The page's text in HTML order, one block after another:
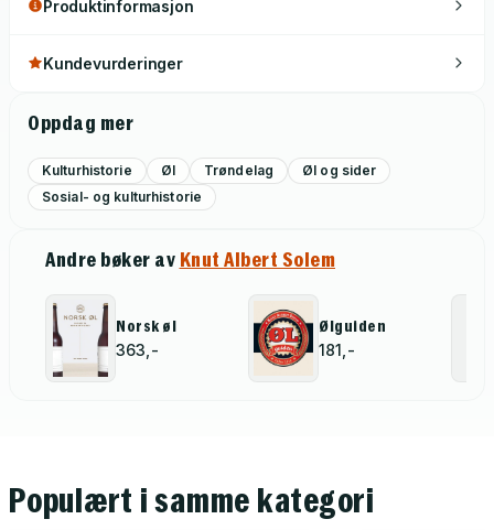
Produktinformasjon
Kundevurderinger
Oppdag mer
Kulturhistorie Øl Trøndelag
Øl og sider
Sosial- og kulturhistorie
Andre bøker av Knut Albert Solem
Norsk øl
363,-
Ølguiden
181,-
Populært i samme kategori